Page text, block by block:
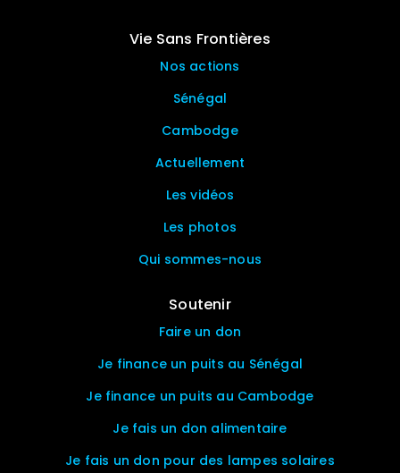
Vie Sans Frontières
Nos actions
Sénégal
Cambodge
Actuellement
Les vidéos
Les photos
Qui sommes-nous
Soutenir
Faire un don
Je finance un puits au Sénégal
Je finance un puits au Cambodge
Je fais un don alimentaire
Je fais un don pour des lampes solaires